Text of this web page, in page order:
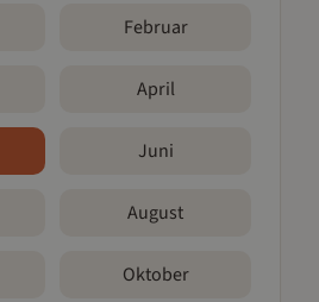
Februar
April
Juni
August
Oktober